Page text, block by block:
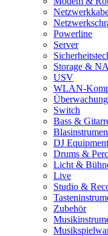
Powerline
Server
Storage &
USV
WLAN-
Switch
Bass &
DJ Equipment
Drums &
Licht &
Live
Studio &
Zubehör